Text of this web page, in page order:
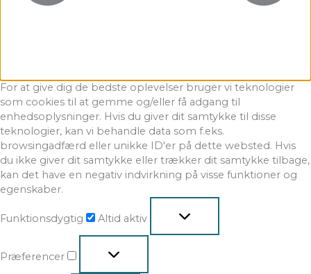
For at give dig de bedste oplevelser bruger vi teknologier
som cookies til at gemme og/eller få adgang til
enhedsoplysninger. Hvis du giver dit samtykke til disse
teknologier, kan vi behandle data som f.eks.
browsingadfærd eller unikke ID'er på dette websted. Hvis
du ikke giver dit samtykke eller trækker dit samtykke tilbage,
kan det have en negativ indvirkning på visse funktioner og
egenskaber.
Funktionsdygtig Altid aktiv
Præferencer